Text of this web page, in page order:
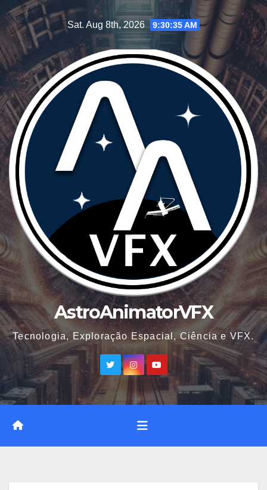
Skip
to
content
Sat. Aug 8th, 2026 9:30:37 AM
AstroAnimatorVFX
Tecnologia, Exploração Espacial, Ciência e VFX.